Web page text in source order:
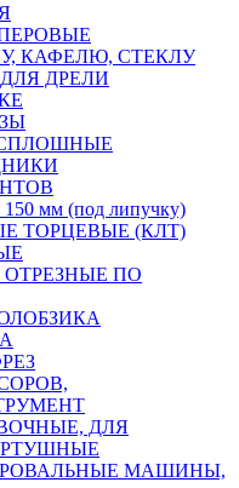
КАФЕЛЮ, СТЕКЛУ
ДРЕЛИ
мм (под липучку)
ТОРЦЕВЫЕ (КЛТ)
ОТРЕЗНЫЕ ПО
ДЛЯ
МАШИНЫ,